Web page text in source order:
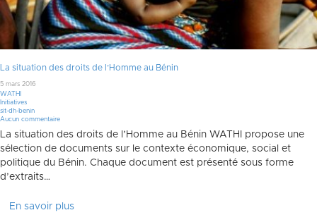
La situation des droits de l’Homme au Bénin
5 mars 2016
WATHI
Initiatives
sit-dh-benin
Aucun commentaire
La situation des droits de l’Homme au Bénin WATHI propose une
sélection de documents sur le contexte économique, social et
politique du Bénin. Chaque document est présenté sous forme
d’extraits…
En savoir plus